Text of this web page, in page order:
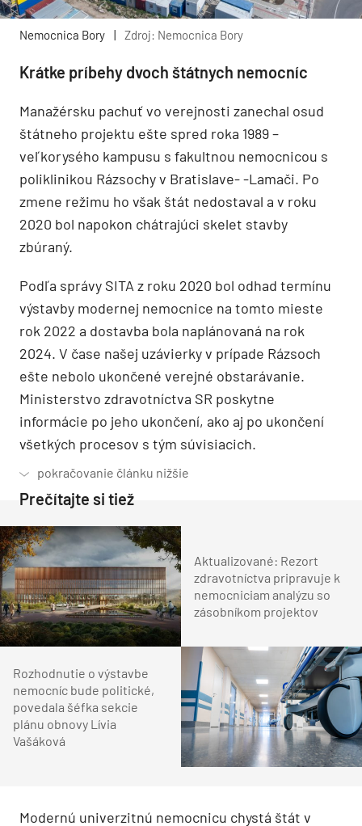
Nemocnica Bory | Zdroj: Nemocnica Bory
Krátke príbehy dvoch štátnych nemocníc
Manažérsku pachuť vo verejnosti zanechal osud
štátneho projektu ešte spred roka 1989 –
veľkorysého kampusu s fakultnou nemocnicou s
poliklinikou Rázsochy v Bratislave- -Lamači. Po
zmene režimu ho však štát nedostaval a v roku
2020 bol napokon chátrajúci skelet stavby
zbúraný.
Podľa správy SITA z roku 2020 bol odhad termínu
výstavby modernej nemocnice na tomto mieste
rok 2022 a dostavba bola naplánovaná na rok
2024. V čase našej uzávierky v prípade Rázsoch
ešte nebolo ukončené verejné obstarávanie.
Ministerstvo zdravotníctva SR poskytne
informácie po jeho ukončení, ako aj po ukončení
všetkých procesov s tým súvisiacich.
Prečítajte si tiež
Aktualizované: Rezort
zdravotníctva pripravuje k
nemocniciam analýzu so
zásobníkom projektov
Rozhodnutie o výstavbe
nemocníc bude politické,
povedala šéfka sekcie
plánu obnovy Lívia
Vašáková
Modernú univerzitnú nemocnicu chystá štát v